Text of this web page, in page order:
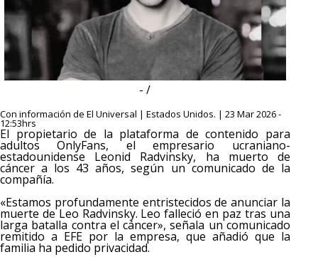
- /
Con información de El Universal | Estados Unidos. | 23 Mar 2026 -
12:53hrs
El propietario de la plataforma de contenido para
adultos OnlyFans, el empresario ucraniano-
estadounidense Leonid Radvinsky, ha muerto de
cáncer a los 43 años, según un comunicado de la
compañía.
«Estamos profundamente entristecidos de anunciar la
muerte de Leo Radvinsky. Leo falleció en paz tras una
larga batalla contra el cáncer», señala un comunicado
remitido a EFE por la empresa, que añadió que la
familia ha pedido privacidad.